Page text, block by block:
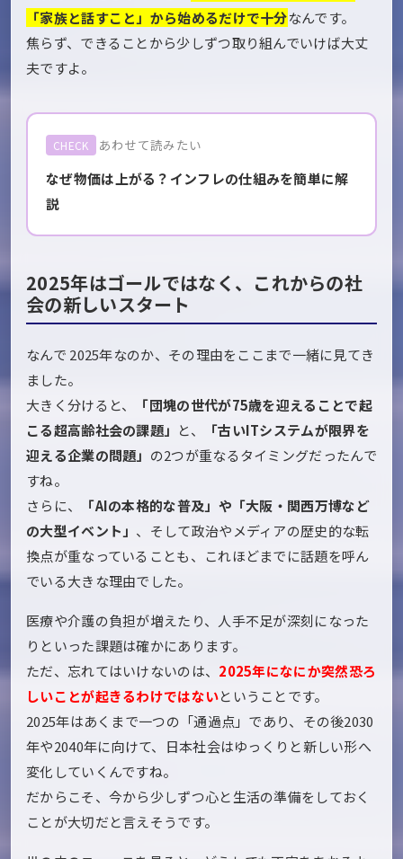
「家族と話すこと」から始めるだけで十分なんです。
焦らず、できることから少しずつ取り組んでいけば大丈
夫ですよ。
CHECK あわせて読みたい
なぜ物価は上がる？インフレの仕組みを簡単に解
説
2025年はゴールではなく、これからの社
会の新しいスタート
なんで 2025年なのか、その理由をここまで一緒に見てき
ました。
大きく分けると、
「団塊の世代が75歳を迎えることで起
こる超高齢社会の課題」 と、
「古いITシステムが限界を
迎える企業の問題」 の2つが重なるタイミングだったんで
すね。
さらに、
「AIの本格的な普及」や「大阪・関西万博など
の大型イベント」 、そして政治やメディアの歴史的な転
換点が重なっていることも、これほどまでに話題を呼ん
でいる大きな理由でした。
医療や介護の負担が増えたり、人手不足が深刻になった
りといった課題は確かにあります。
ただ、忘れてはいけないのは、 2025年になにか突然恐ろ
しいことが起きるわけではないということです。
2025年はあくまで一つの「通過点」であり、その後2030
年や2040年に向けて、日本社会はゆっくりと新しい形へ
変化していくんですね。
だからこそ、今から少しずつ心と生活の準備をしておく
ことが大切だと言えそうです。